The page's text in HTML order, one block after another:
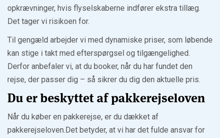
opkrævninger, hvis flyselskaberne indfører ekstra tillæg.
Det tager vi risikoen for.
Til gengæld arbejder vi med dynamiske priser, som løbende
kan stige i takt med efterspørgsel og tilgængelighed.
Derfor anbefaler vi, at du booker, når du har fundet den
rejse, der passer dig – så sikrer du dig den aktuelle pris.
Du er beskyttet af pakkerejseloven
Når du køber en pakkerejse, er du dækket af
pakkerejseloven.Det betyder, at vi har det fulde ansvar for